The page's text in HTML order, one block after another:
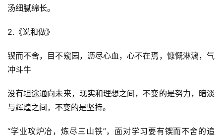
汤细腻绵长。
2.《说和做》
锲而不舍，目不窥园，沥尽心血，心不在焉，慷慨淋漓，气
冲斗牛
没有坦途通向未来，现实和理想之间，不变的是努力，暗淡
与辉煌之间，不变的是坚持。
“学业攻炉冶，炼尽三山铁”，面对学习要有锲而不舍的追